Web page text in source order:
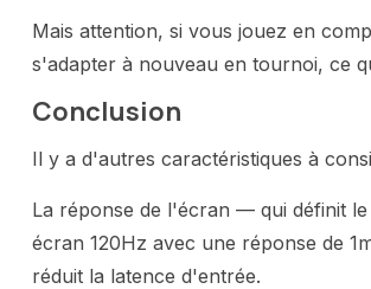
Mais attention, si vous jouez en
s'adapter à nouveau en tournoi, ce
Conclusion
Il y a d'autres caractéristiques à
La réponse de l'écran — qui définit
écran 120Hz avec une réponse de
réduit la latence d'entrée.